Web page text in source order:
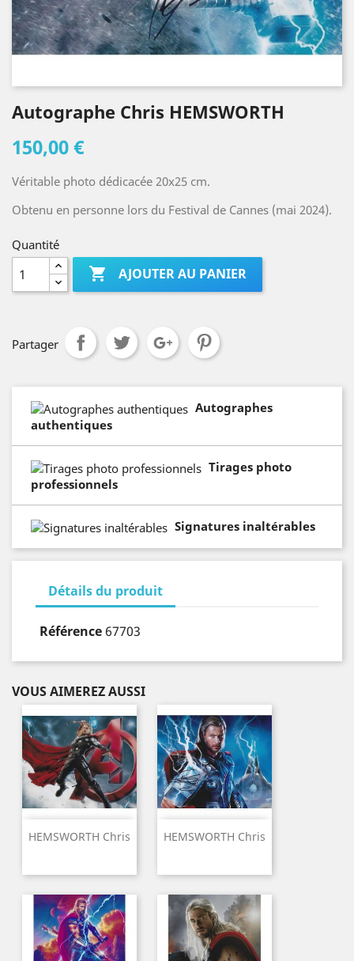
Autographe Chris HEMSWORTH
150,00 €
Véritable photo dédicacée 20x25 cm.
Obtenu en personne lors du Festival de Cannes (mai 2024).
Quantité
 AJOUTER AU PANIER
Partager
Autographes
authentiques
Tirages photo
professionnels
Signatures inaltérables
Détails du produit
Référence 67703
VOUS AIMEREZ AUSSI
HEMSWORTH Chris HEMSWORTH Chris